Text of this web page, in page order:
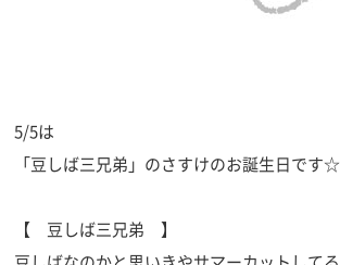
5/5は
「豆しば三兄弟」のさすけのお誕生日です☆
【 豆しば三兄弟 】